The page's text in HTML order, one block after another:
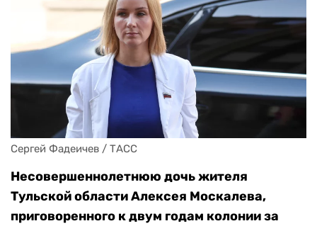
Сергей Фадеичев / ТАСС
Несовершеннолетнюю дочь жителя
Тульской области Алексея Москалева,
приговоренного к двум годам колонии за